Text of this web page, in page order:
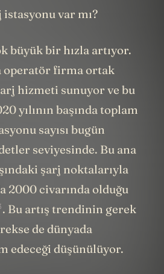
var mı?
büyük bir hızla artıyor.
operatör firma ortak
hizmeti sunuyor ve bu
yılının başında toplam
sayısı bugün
seviyesinde. Bu ana
şarj noktalarıyla
2000 civarında olduğu
. Bu artış trendinin gerek
de dünyada
edeceği düşünülüyor.